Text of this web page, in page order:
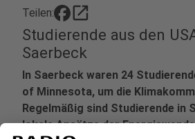
Teilen: open_in_new
Studierende aus den
Saerbeck
In Saerbeck waren 24
of Minnesota, um die
Regelmäßig sind Studierende in
lokale Ansätze der